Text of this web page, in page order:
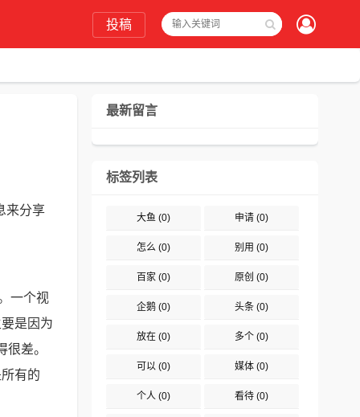
投稿
来分享
一个视
是因为
差。
有的
最新留言
标签列表
大鱼 (0) 申请 (0)
怎么 (0) 别用 (0)
百家 (0) 原创 (0)
企鹅 (0) 头条 (0)
放在 (0) 多个 (0)
可以 (0) 媒体 (0)
个人 (0) 看待 (0)